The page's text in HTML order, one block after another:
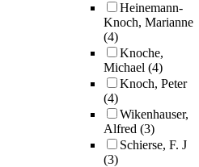
Heinemann-
Knoch, Marianne
(4)
Knoche,
Michael (4)
Knoch, Peter
(4)
Wikenhauser,
Alfred (3)
Schierse, F. J
(3)